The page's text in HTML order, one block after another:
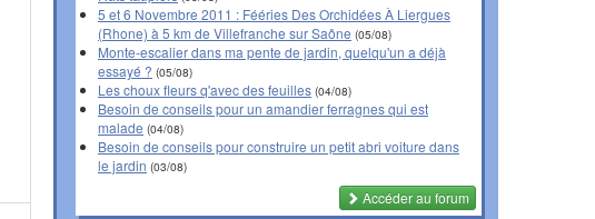
5 et 6 Novembre 2011 : Fééries Des Orchidées À Liergues
(Rhone) à 5 km de Villefranche sur Saône (05/08)
Monte-escalier dans ma pente de jardin, quelqu'un a déjà
essayé ? (05/08)
Les choux fleurs q'avec des feuilles (04/08)
Besoin de conseils pour un amandier ferragnes qui est
malade (04/08)
Besoin de conseils pour construire un petit abri voiture dans
le jardin (03/08)
Accéder au forum